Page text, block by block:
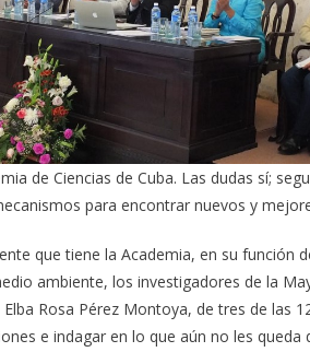
de Ciencias de Cuba. Las dudas sí;
para encontrar nuevos y
que tiene la Academia, en su función
ambiente, los investigadores de la
Rosa Pérez Montoya, de tres de las
e indagar en lo que aún no les queda